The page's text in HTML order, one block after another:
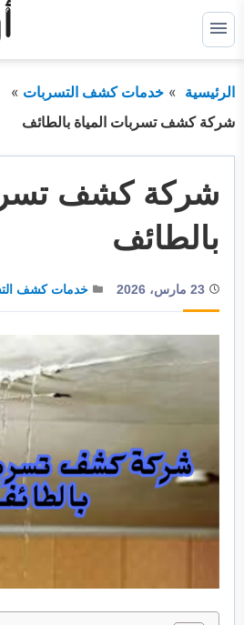
التجاوز
إلى القائمة
عن:
ابحث
خدمات عزل خزاناتتوسيع
القائمة
خدمات عزل اسطح
توسيع
القائمة
الفرعية
الفرعية
خدمات التسليك
خدمات مكافحة الحشرات
خدمات نقل اثاث
الرئيسية
خدمات كشف التسربات
شركة كشف تسربات المياة بالطائف
شركة كشف
بالطائف
23 مارس، 2026 خدمات كشف